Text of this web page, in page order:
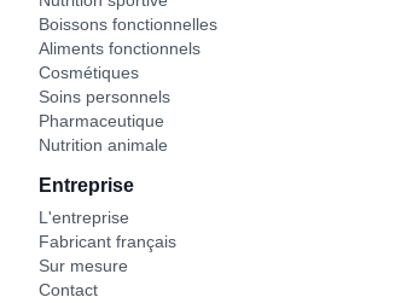
Boissons fonctionnelles
Aliments fonctionnels
Cosmétiques
Soins personnels
Pharmaceutique
Nutrition animale
Entreprise
L'entreprise
Fabricant français
Sur mesure
Contact